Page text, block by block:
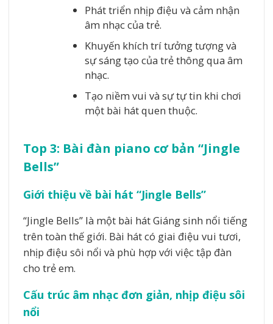
Phát triển nhịp điệu và cảm nhận
âm nhạc của trẻ.
Khuyến khích trí tưởng tượng và
sự sáng tạo của trẻ thông qua âm
nhạc.
Tạo niềm vui và sự tự tin khi chơi
một bài hát quen thuộc.
Top 3: Bài đàn piano cơ bản “Jingle
Bells”
Giới thiệu về bài hát “Jingle Bells”
“Jingle Bells” là một bài hát Giáng sinh nổi tiếng
trên toàn thế giới. Bài hát có giai điệu vui tươi,
nhịp điệu sôi nổi và phù hợp với việc tập đàn
cho trẻ em.
Cấu trúc âm nhạc đơn giản, nhịp điệu sôi
nổi